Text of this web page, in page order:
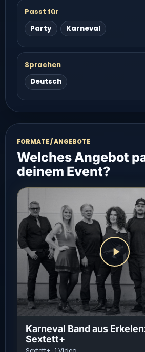
Passt für
Party
Karneval
Sprachen
Deutsch
FORMATE / ANGEBOTE
Welches Angebot
deinem Event?
Karneval Band aus
Sextett+